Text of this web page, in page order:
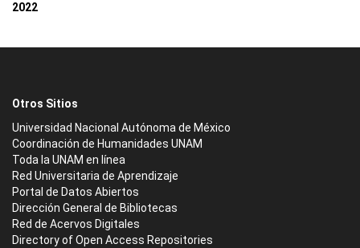
2022
Otros Sitios
Universidad Nacional Autónoma de México
Coordinación de Humanidades UNAM
Toda la UNAM en línea
Red Universitaria de Aprendizaje
Portal de Datos Abiertos
Dirección General de Bibliotecas
Red de Acervos Digitales
Directory of Open Access Repositories